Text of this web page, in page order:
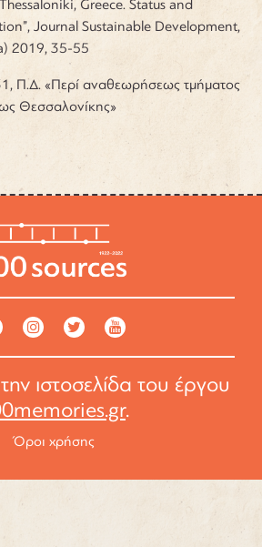
Greece. Status and
Journal Sustainable Development,
2019, 35-55
Π.Δ. «Περί αναθεωρήσεως τμήματος
Θεσσαλονίκης»
ιστοσελίδα του έργου
.
Όροι χρήσης